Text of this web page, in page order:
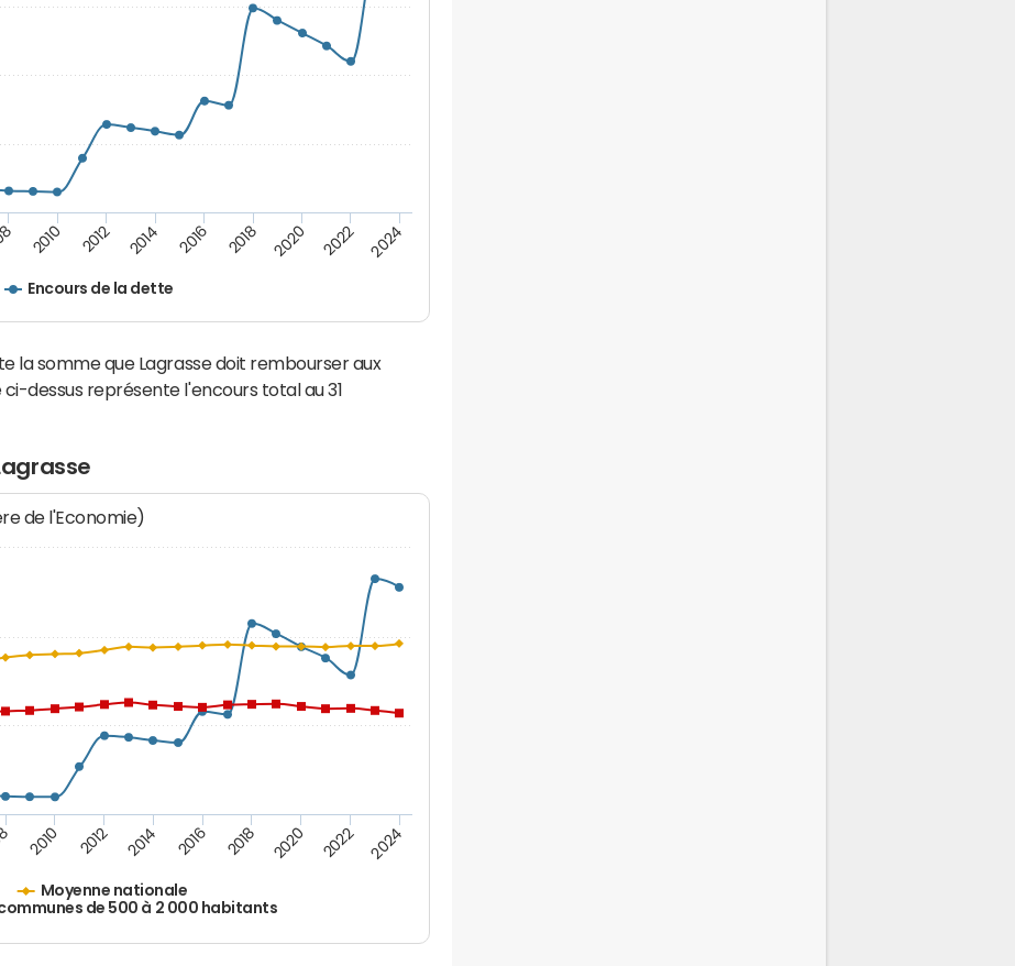
Encours de la dette
2010 2012 2014 2016 2018 2020 2022 2024
la somme que Lagrasse doit rembourser aux
dessus représente l'encours total au 31
de l'Economie)
Moyenne nationale
de 500 à 2 000 habitants
2010 2012 2014 2016 2018 2020 2022 2024